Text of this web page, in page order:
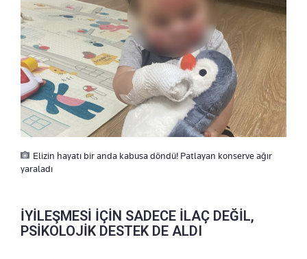
Elizin hayatı bir anda kabusa döndü! Patlayan konserve ağır
yaraladı
İYİLEŞMESİ İÇİN SADECE İLAÇ DEĞİL,
PSİKOLOJİK DESTEK DE ALDI